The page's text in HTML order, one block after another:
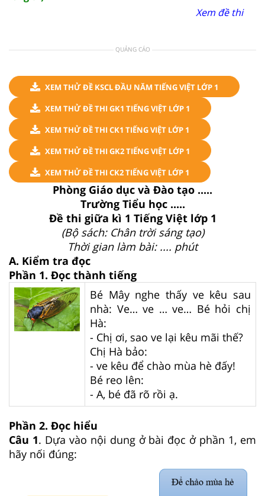
Xem đề thi
QUẢNG CÁO
XEM THỬ ĐỀ KSCL ĐẦU NĂM TIẾNG VIỆT LỚP 1
XEM THỬ ĐỀ THI GK1 TIẾNG VIỆT LỚP 1
XEM THỬ ĐỀ THI CK1 TIẾNG VIỆT LỚP 1
XEM THỬ ĐỀ THI GK2 TIẾNG VIỆT LỚP 1
XEM THỬ ĐỀ THI CK2 TIẾNG VIỆT LỚP 1
Phòng Giáo dục và Đào tạo .....
Trường Tiểu học .....
Đề thi giữa kì 1 Tiếng Việt lớp 1
(Bộ sách: Chân trời sáng tạo)
Thời gian làm bài: .... phút
A. Kiểm tra đọc
Phần 1. Đọc thành tiếng
Bé Mây nghe thấy ve kêu sau
nhà: Ve… ve … ve… Bé hỏi chị
Hà:
- Chị ơi, sao ve lại kêu mãi thế?
Chị Hà bảo:
- ve kêu để chào mùa hè đấy!
Bé reo lên:
- A, bé đã rõ rồi ạ.
Phần 2. Đọc hiểu
Câu 1. Dựa vào nội dung ở bài đọc ở phần 1, em
hãy nối đúng: